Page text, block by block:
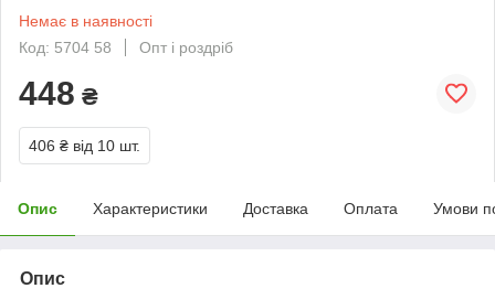
Немає в наявності
Код: 5704 58
Опт і роздріб
448 ₴
406 ₴ від 10 шт.
Опис Характеристики Доставка Оплата Умови
Опис